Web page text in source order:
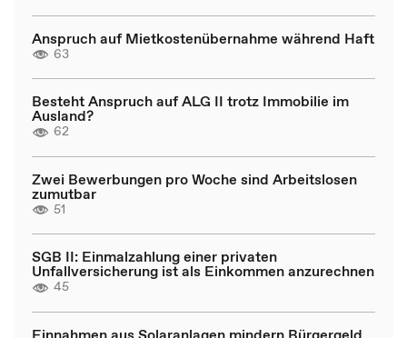
Anspruch auf Mietkostenübernahme während Haft
63
Besteht Anspruch auf ALG II trotz Immobilie im
Ausland?
62
Zwei Bewerbungen pro Woche sind Arbeitslosen
zumutbar
51
SGB II: Einmalzahlung einer privaten
Unfallversicherung ist als Einkommen anzurechnen
45
Einnahmen aus Solaranlagen mindern Bürgergeld